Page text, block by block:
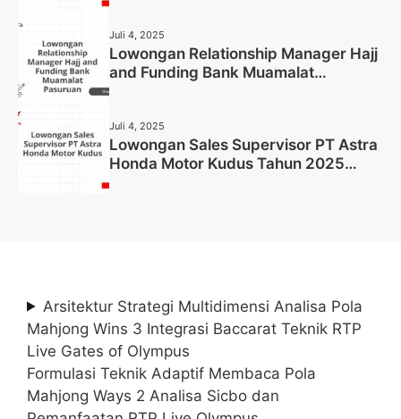
Juli 4, 2025
Lowongan Relationship Manager Hajj
and Funding Bank Muamalat
Juli 4, 2025
Lowongan Sales Supervisor PT Astra
Honda Motor Kudus Tahun 2025
Arsitektur Strategi Multidimensi Analisa Pola
Mahjong Wins 3 Integrasi Baccarat Teknik RTP
Live Gates of Olympus
Formulasi Teknik Adaptif Membaca Pola
Mahjong Ways 2 Analisa Sicbo dan